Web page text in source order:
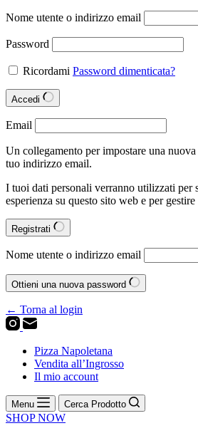
Nome utente o indirizzo email
Password
Ricordami Password dimenticata?
Accedi
Email
Un collegamento per impostare una
tuo indirizzo email.
I tuoi dati personali verranno utilizzati per
esperienza su questo sito web e per
Registrati
Nome utente o indirizzo email
Ottieni una nuova password
← Torna al login
Pizza Napoletana
Vendita all’Ingrosso
Il mio account
Menu Cerca Prodotto
SHOP NOW